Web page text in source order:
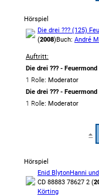
Hörspiel
Die drei ??? (125)
(2008)Buch: André
Auftritt:
Die drei ??? -
1 Rolle: Moderator
Die drei ??? -
1 Rolle: Moderator
Hörspiel
Enid BlytonHanni
CD 88883 78627 2 (
Körting